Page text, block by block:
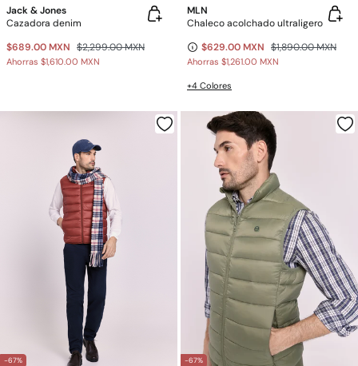
Jack & Jones
Cazadora denim
$689.00 MXN $2,299.00 MXN
Ahorras $1,610.00 MXN
MLN
Chaleco acolchado ultraligero
$629.00 MXN $1,890.00 MXN
Ahorras $1,261.00 MXN
+4 Colores
-67% -67%